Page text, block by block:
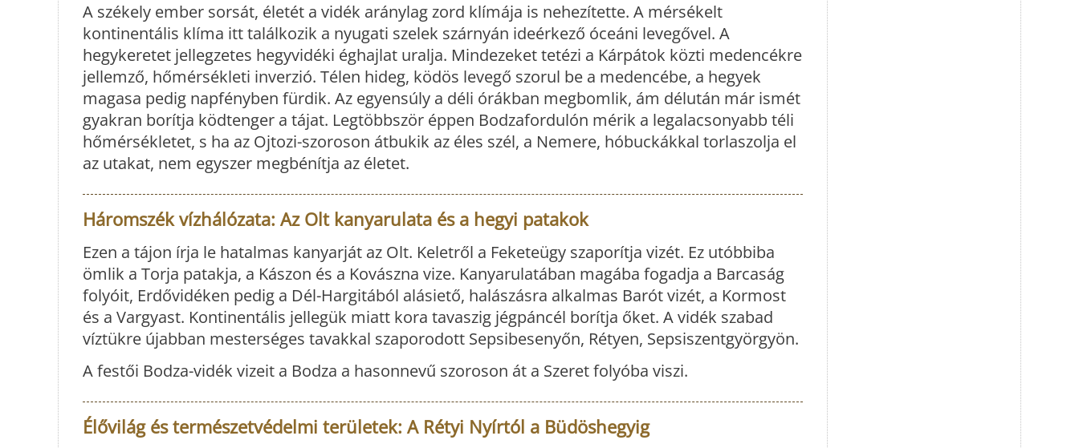
A székely ember sorsát, életét a vidék aránylag zord klímája is nehezítette. A mérsékelt
kontinentális klíma itt találkozik a nyugati szelek szárnyán ideérkező óceáni levegővel. A
hegykeretet jellegzetes hegyvidéki éghajlat uralja. Mindezeket tetézi a Kárpátok közti medencékre
jellemző, hőmérsékleti inverzió. Télen hideg, ködös levegő szorul be a medencébe, a hegyek
magasa pedig napfényben fürdik. Az egyensúly a déli órákban megbomlik, ám délután már ismét
gyakran borítja ködtenger a tájat. Legtöbbször éppen Bodzafordulón mérik a legalacsonyabb téli
hőmérsékletet, s ha az Ojtozi-szoroson átbukik az éles szél, a Nemere, hóbuckákkal torlaszolja el
az utakat, nem egyszer megbénítja az életet.
Háromszék vízhálózata: Az Olt kanyarulata és a hegyi patakok
Ezen a tájon írja le hatalmas kanyarját az Olt. Keletről a Feketeügy szaporítja vizét. Ez utóbbiba
ömlik a Torja patakja, a Kászon és a Kovászna vize. Kanyarulatában magába fogadja a Barcaság
folyóit, Erdővidéken pedig a Dél-Hargitából alásiető, halászásra alkalmas Barót vizét, a Kormost
és a Vargyast. Kontinentális jellegük miatt kora tavaszig jégpáncél borítja őket. A vidék szabad
víztükre újabban mesterséges tavakkal szaporodott Sepsibesenyőn, Rétyen, Sepsiszentgyörgyön.
A festői Bodza-vidék vizeit a Bodza a hasonnevű szoroson át a Szeret folyóba viszi.
Élővilág és természetvédelmi területek: A Rétyi Nyírtól a Büdöshegyig